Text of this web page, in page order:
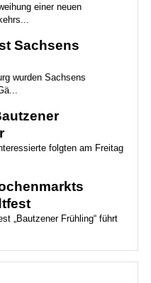
einer neuen
Sachsens
wurden Sachsens
folgten am Freitag
„Bautzener Frühling“ führt